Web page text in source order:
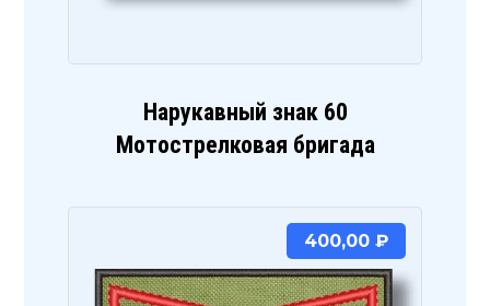
Нарукавный знак 60
Мотострелковая бригада
400,00 ₽